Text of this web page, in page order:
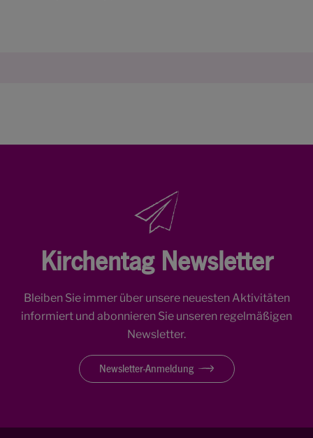
Kirchentag Newsletter
Bleiben Sie immer über unsere neuesten Aktivitäten
informiert und abonnieren Sie unseren regelmäßigen
Newsletter.
Newsletter-Anmeldung